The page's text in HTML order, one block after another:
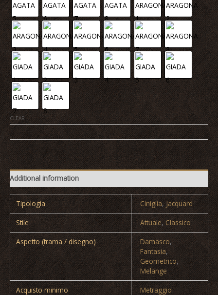
CLEAR
AMBRA
|
AGATA
|
ARAGONA
|
GIADA
quantity
Additional information
Tipologia Ciniglia,Jacquard
Stile Attuale,Classico
Aspetto (trama / disegno) Damasco,
Fantasia,
Geometrico,
Melange
Acquisto minimo Metraggio